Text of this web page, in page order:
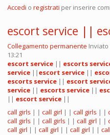
Accedi o registrati per inserire
escort service ||
Collegamento permanente Inviato
13:21
escort service || escorts
service || escort service ||
escorts service || escort
service || escorts service ||
|| escort service ||
call girls | | call girl | | call girls | |
call girls | | call girls | | call girl | |
call girl | | call girl | | call girl | |